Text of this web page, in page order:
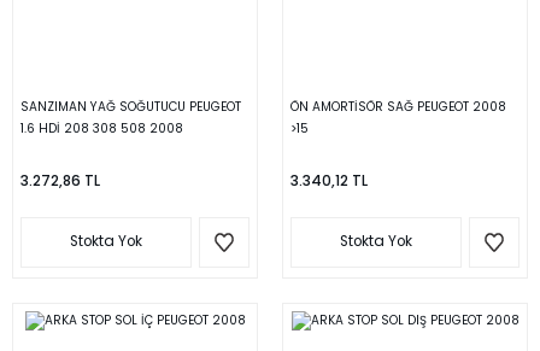
SANZIMAN YAĞ SOĞUTUCU PEUGEOT
1.6 HDİ 208 308 508 2008
3.272,86 TL
Stokta Yok
ÖN AMORTİSÖR SAĞ PEUGEOT 2008
>15
3.340,12 TL
Stokta Yok